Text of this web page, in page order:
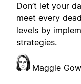
Don’t let your
meet every
levels by
strategies.
Maggie